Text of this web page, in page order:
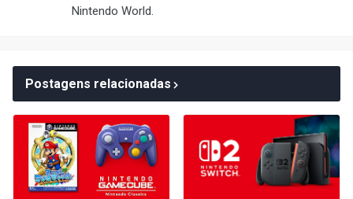
Nintendo World.
Postagens relacionadas